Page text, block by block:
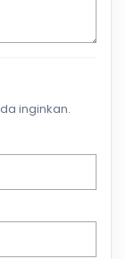
inginkan.